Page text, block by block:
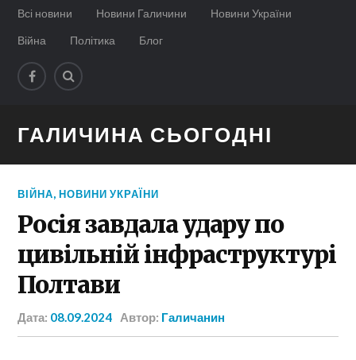
Всі новини Новини Галичини
Новини України
Війна
Політика Блог
ГАЛИЧИНА СЬОГОДНІ
ВІЙНА,НОВИНИ УКРАЇНИ
Росія завдала удару по
цивільній інфраструктурі
Полтави
Дата: 08.09.2024 Автор: Галичанин